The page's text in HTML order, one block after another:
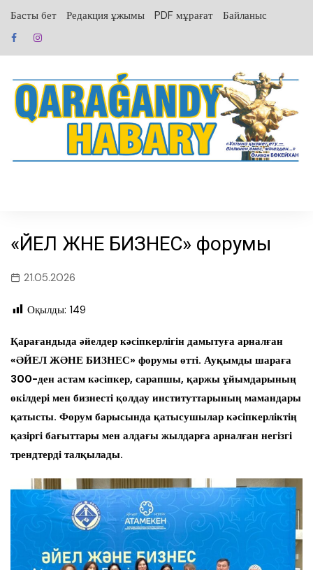
содержанию
Басты бет Редакция ұжымы PDF мұрағат Байланыс
«ӘЙЕЛ ЖӘНЕ БИЗНЕС» форумы
21.05.2026
Оқылды: 149
Қарағандыда әйелдер кәсіпкерлігін дамытуға арналған
«ӘЙЕЛ ЖӘНЕ БИЗНЕС» форумы өтті. Ауқымды шараға
300-ден астам кәсіпкер, сарапшы, қаржы ұйымдарының
өкілдері мен бизнесті қолдау институттарының мамандары
қатысты. Форум барысында қатысушылар кәсіпкерліктің
қазіргі бағыттары мен алдағы жылдарға арналған негізгі
трендтерді талқылады.